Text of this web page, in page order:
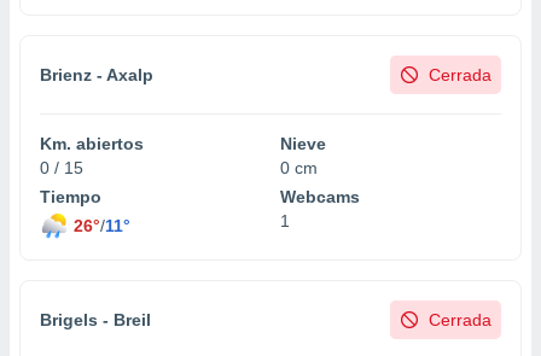
Brienz - Axalp Cerrada
Km. abiertos
0 / 15
Nieve
0 cm
Tiempo
26°/11°
Webcams
1
Brigels - Breil Cerrada